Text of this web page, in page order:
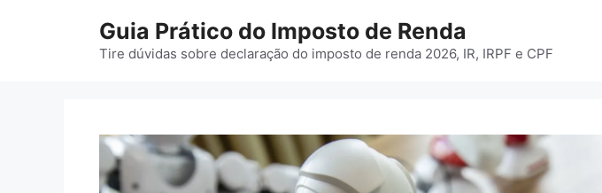
Guia Prático do Imposto de Renda
Tire dúvidas sobre declaração do imposto de renda 2026, IR, IRPF e CPF